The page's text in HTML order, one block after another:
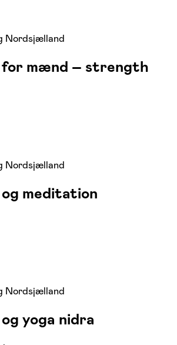
Nordsjælland
for mænd – strength
Nordsjælland
meditation
Nordsjælland
yoga nidra